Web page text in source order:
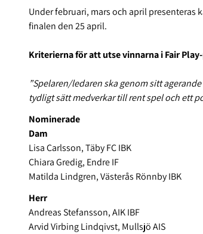
Under februari, mars och april presenteras
finalen den 25 april.
Kriterierna för att utse vinnarna i Fair
”Spelaren/ledaren ska genom sitt
tydligt sätt medverkar till rent spel och ett
Nominerade
Dam
Lisa Carlsson, Täby FC IBK
Chiara Gredig, Endre IF
Matilda Lindgren, Västerås Rönnby IBK
Herr
Andreas Stefansson, AIK IBF
Arvid Virbing Lindqivst, Mullsjö AIS